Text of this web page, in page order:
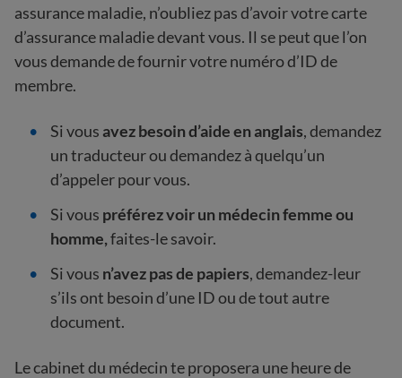
assurance maladie, n’oubliez pas d’avoir votre carte
d’assurance maladie devant vous. Il se peut que l’on
vous demande de fournir votre numéro d’ID de
membre.
Si vous avez besoind’aide en anglais, demandez
un traducteur ou demandez à quelqu’un
d’appeler pour vous.
Si vous préférez voir un médecin femme ou
homme,faites-le savoir.
Si vous n’avez pas de papiers, demandez-leur
s’ils ont besoin d’une ID ou de tout autre
document.
Le cabinet du médecin te proposera une heure de